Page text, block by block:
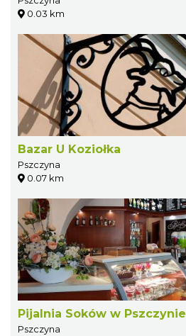
0.03 km
Bazar U Koziołka
Pszczyna
0.07 km
Pijalnia Soków w Pszczynie
Pszczyna